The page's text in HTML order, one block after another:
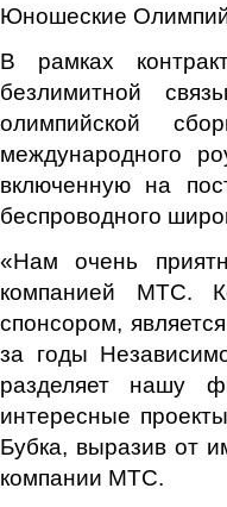
Юношеские
В рамках
безлимитной
олимпийской
международного
включенную на
беспроводного
«Нам очень
компанией МТС.
спонсором,
за годы
разделяет нашу
интересные
Бубка, выразив от
компании МТС.